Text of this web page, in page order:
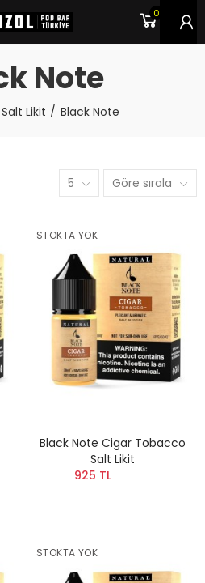
0
Note
Salt Likit Black Note
5 Göre sırala
STOKTA YOK
Black Note Cigar Tobacco
Salt Likit
925 TL
STOKTA YOK